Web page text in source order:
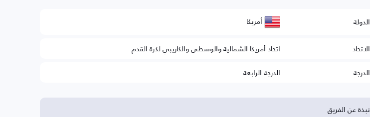
الدولة أمريكا
الاتحاد
اتحاد أمريكا الشمالية والوسطى والكاريبي لكرة القدم
الدرجة
الدرجة الرابعة
نبذة عن الفريق